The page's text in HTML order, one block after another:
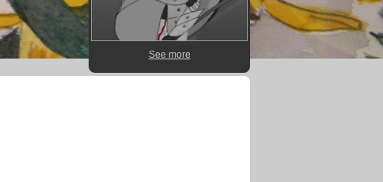
See more